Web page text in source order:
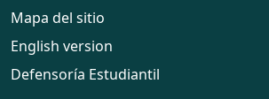
Mapa del sitio
English version
Defensoría Estudiantil